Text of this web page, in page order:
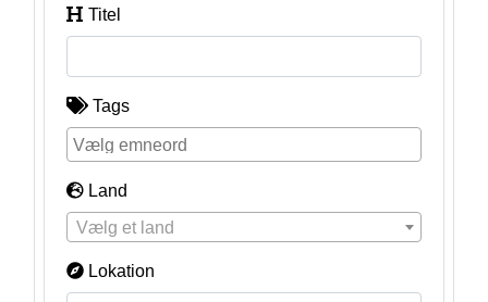
Titel
Tags
Land
Vælg et land
Lokation